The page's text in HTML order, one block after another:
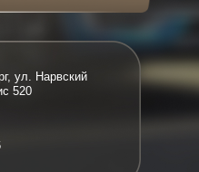
ул. Нарвский
520